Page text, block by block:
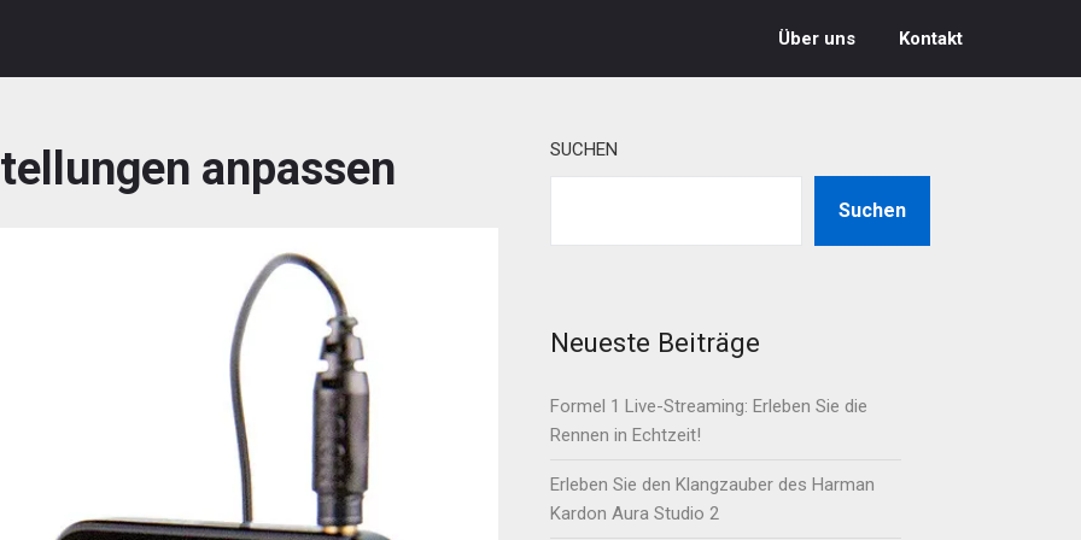
Über uns Kontakt
anpassen SUCHEN
Suchen
Neueste Beiträge
Formel 1 Live-Streaming: Erleben Sie die
Rennen in Echtzeit!
Erleben Sie den Klangzauber des Harman
Kardon Aura Studio 2